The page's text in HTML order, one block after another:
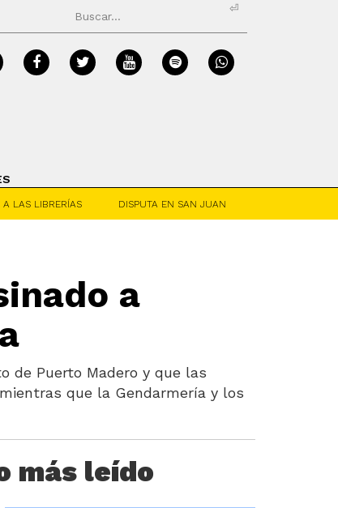
⏎
A LAS LIBRERÍAS DISPUTA EN SAN JUAN
a
de Puerto Madero y que las
que la Gendarmería y los
más leído